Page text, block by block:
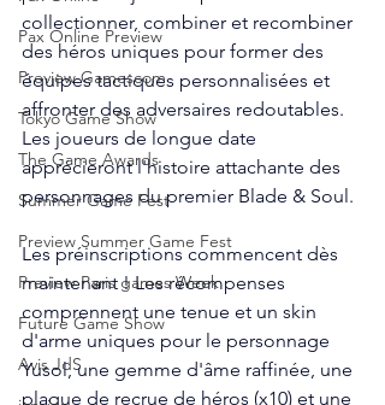
Pax Online Preview
Preview Gamescom
Tokyo Game Show
The Game Awards
Summer Game Fest
Preview Summer Game Fest
Preview Paris games Week
Future Game Show
Avis JdS
collectionner, combiner et recombiner
des héros uniques pour former des
équipes tactiques personnalisées et
affronter des adversaires redoutables.
Les joueurs de longue date
apprécieront l'histoire attachante des
personnages du premier Blade & Soul.
Les préinscriptions commencent dès
maintenant ! Les récompenses
comprennent une tenue et un skin
d'arme uniques pour le personnage
Yusol, une gemme d'âme raffinée, une
plaque de recrue de héros (x10) et une